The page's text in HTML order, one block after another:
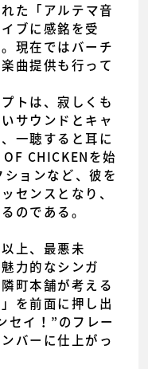
た「アルテマ音
ブに感銘を受
現在ではバーチ
曲提供も行って
トは、寂しくも
サウンドとキャ
一聴すると耳に
CHICKENを始
ョンなど、彼を
センスとなり、
のである。
上、最悪未
力的なシンガ
町本舗が考える
を前面に押し出
セイ！”のフレー
バーに仕上がっ